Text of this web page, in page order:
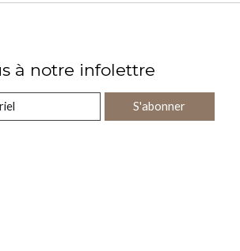
à notre infolettre
S'abonner